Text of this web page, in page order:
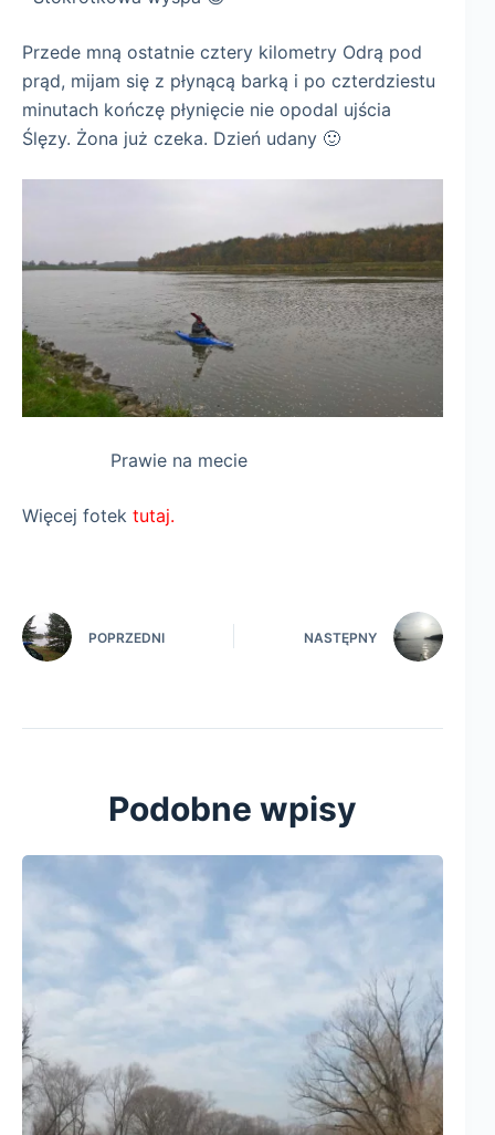
Przede mną ostatnie cztery kilometry Odrą pod
prąd, mijam się z płynącą barką i po czterdziestu
minutach kończę płynięcie nie opodal ujścia
Ślęzy. Żona już czeka. Dzień udany 🙂
Prawie na mecie
Więcej fotek tutaj.
POPRZEDNI NASTĘPNY
Podobne wpisy